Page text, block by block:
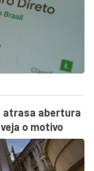
atrasa abertura
o motivo